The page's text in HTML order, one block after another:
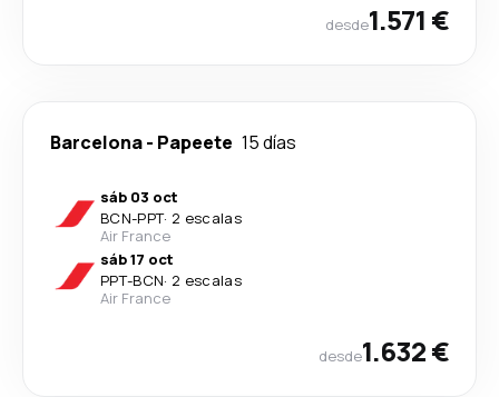
desde1.571 €
Barcelona- Papeete 15 días
sáb 03 oct
BCN-PPT· 2 escalas
Air France
sáb 17 oct
PPT-BCN· 2 escalas
Air France
desde1.632 €